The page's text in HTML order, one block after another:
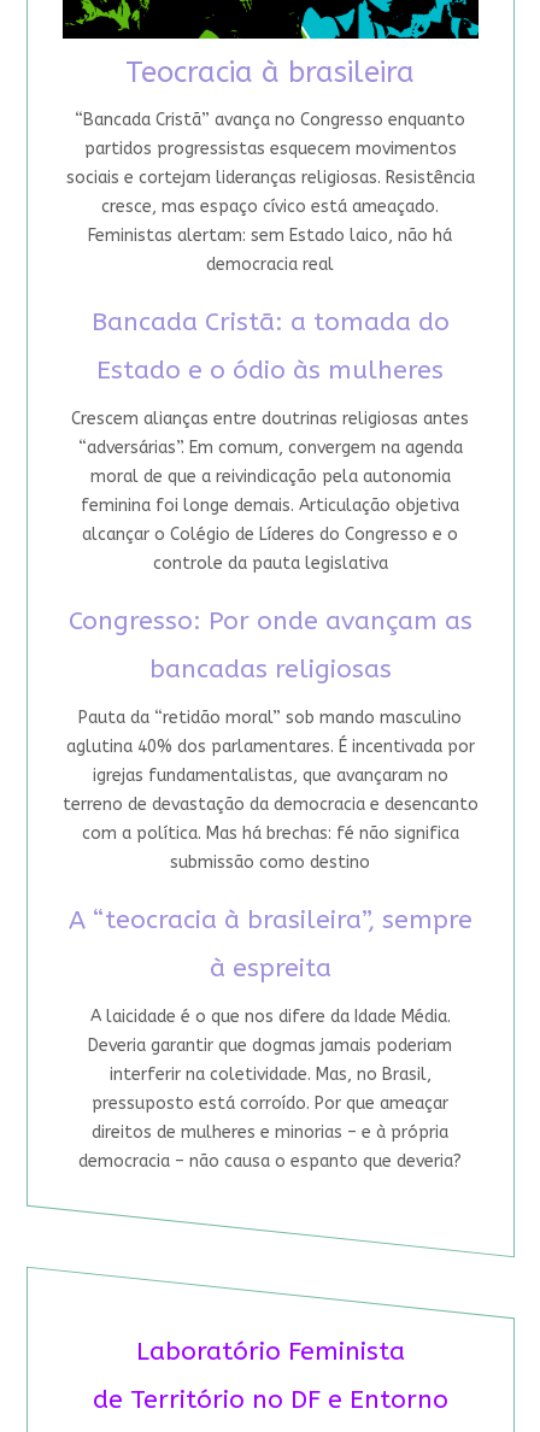
Teocracia à brasileira
“Bancada Cristã” avança no Congresso enquanto
partidos progressistas esquecem movimentos
sociais e cortejam lideranças religiosas. Resistência
cresce, mas espaço cívico está ameaçado.
Feministas alertam: sem Estado laico, não há
democracia real
Bancada Cristã: a tomada do
Estado e o ódio às mulheres
Crescem alianças entre doutrinas religiosas antes
“adversárias”. Em comum, convergem na agenda
moral de que a reivindicação pela autonomia
feminina foi longe demais. Articulação objetiva
alcançar o Colégio de Líderes do Congresso e o
controle da pauta legislativa
Congresso: Por onde avançam as
bancadas religiosas
Pauta da “retidão moral” sob mando masculino
aglutina 40% dos parlamentares. É incentivada por
igrejas fundamentalistas, que avançaram no
terreno de devastação da democracia e desencanto
com a política. Mas há brechas: fé não significa
submissão como destino
A “teocracia à brasileira”, sempre
à espreita
A laicidade é o que nos difere da Idade Média.
Deveria garantir que dogmas jamais poderiam
interferir na coletividade. Mas, no Brasil,
pressuposto está corroído. Por que ameaçar
direitos de mulheres e minorias – e à própria
democracia – não causa o espanto que deveria?
Laboratório Feminista
de Território no DF e Entorno